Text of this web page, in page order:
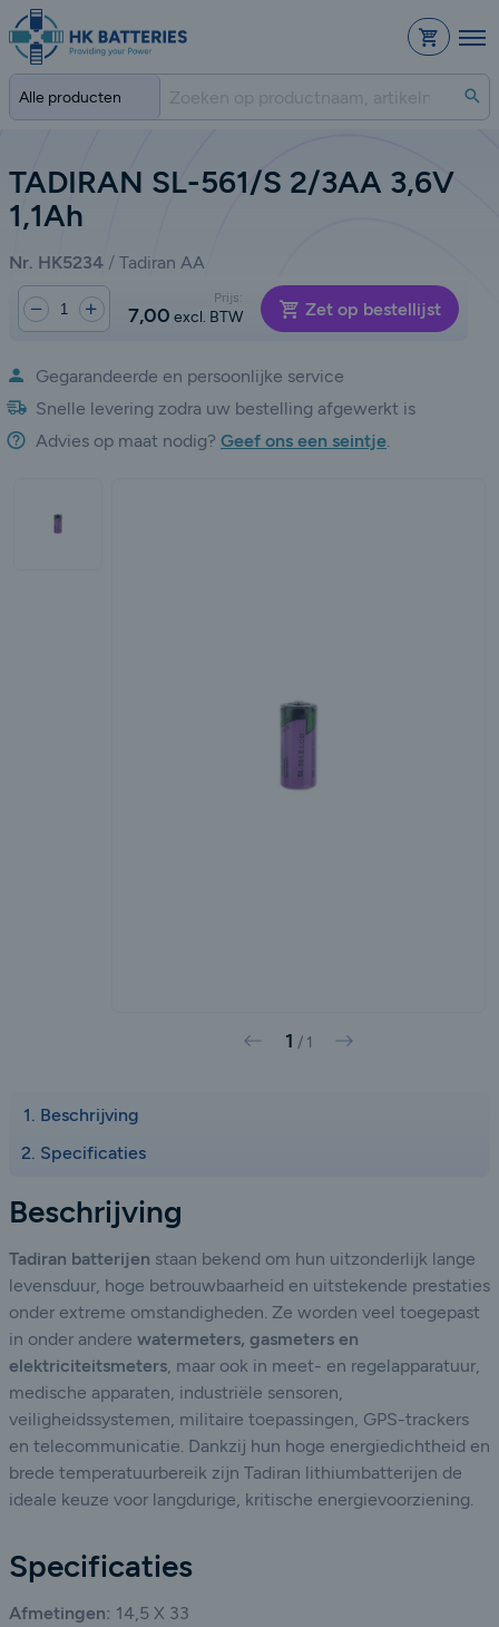
TADIRAN SL-561/S 2/3AA 3,6V
1,1Ah
Nr. HK5234 Tadiran AA
Aantal:
VerminderenVermeerderen Prijs:
7,00 excl. BTW Zet op bestellijst
Gegarandeerde en persoonlijke service
Snelle levering zodra uw bestelling afgewerkt is
Advies op maat nodig? Geef ons een seintje.
Vorige
1 / 1 Volgende
Beschrijving
Specificaties
Beschrijving
Tadiran batterijen staan bekend om hun uitzonderlijk lange
levensduur, hoge betrouwbaarheid en uitstekende prestaties
onder extreme omstandigheden. Ze worden veel toegepast
in onder andere watermeters, gasmeters en
elektriciteitsmeters, maar ook in meet- en regelapparatuur,
medische apparaten, industriële sensoren,
veiligheidssystemen, militaire toepassingen, GPS-trackers
en telecommunicatie. Dankzij hun hoge energiedichtheid en
brede temperatuurbereik zijn Tadiran lithiumbatterijen de
ideale keuze voor langdurige, kritische energievoorziening.
Specificaties
Afmetingen: 14,5 X 33